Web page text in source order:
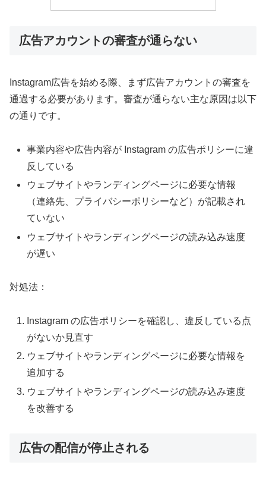
広告アカウントの審査が通らない
Instagram広告を始める際、まず広告アカウントの審査を
通過する必要があります。審査が通らない主な原因は以下
の通りです。
事業内容や広告内容が Instagram の広告ポリシーに違
反している
ウェブサイトやランディングページに必要な情報
（連絡先、プライバシーポリシーなど）が記載され
ていない
ウェブサイトやランディングページの読み込み速度
が遅い
対処法：
Instagram の広告ポリシーを確認し、違反している点
がないか見直す
ウェブサイトやランディングページに必要な情報を
追加する
ウェブサイトやランディングページの読み込み速度
を改善する
広告の配信が停止される